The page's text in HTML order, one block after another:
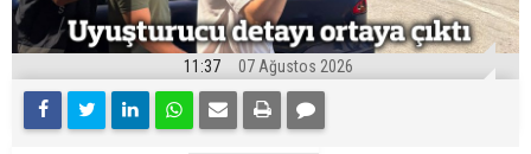
11:37 07 Ağustos 2026